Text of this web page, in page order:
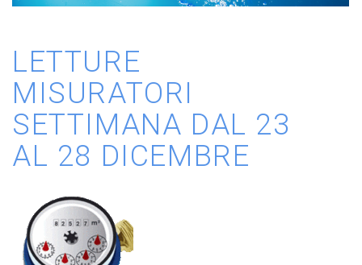
LETTURE
MISURATORI
SETTIMANA DAL 23
AL 28 DICEMBRE